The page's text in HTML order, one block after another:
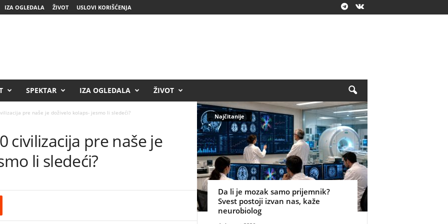
IZA OGLEDALA ŽIVOT USLOVI KORIŠĆENJA
SPEKTAR IZA OGLEDALA ŽIVOT
pre naše je doživelo kolaps- jesmo li sledeći?
civilizacija pre naše je
li sledeći?
Najčitanije
Da li je mozak samo prijemnik?
Svest postoji izvan nas, kaže
neurobiolog